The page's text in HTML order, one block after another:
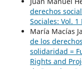
derechos
Sociales: Vol.
María Macías
de los
solidaridad =
Rights and